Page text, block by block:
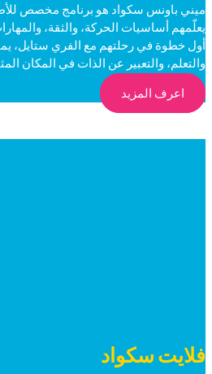
يعلّمهم أساسيات الحركة، والثقة،
أول خطوة في رحلتهم مع الفري ستايل،
والتعلم، والتعبير عن الذات في المكان
اعرف المزيد
فلايت سكواد